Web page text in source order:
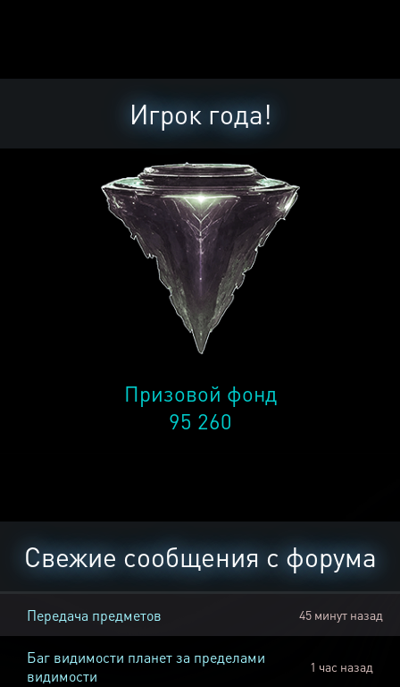
Игрок года!
Призовой фонд
95 260
Свежие сообщения с форума
Передача предметов 45 минут назад
Баг видимости планет за пределами
видимости
1 час назад